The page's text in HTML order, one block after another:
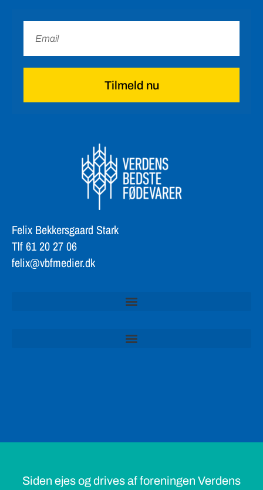
Tilmeld nu
Felix Bekkersgaard Stark
Tlf 61 20 27 06
felix@vbfmedier.dk
Siden ejes og drives af foreningen Verdens